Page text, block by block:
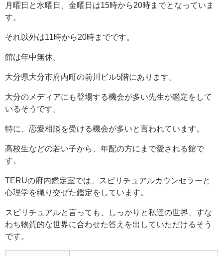
月曜日と水曜日、金曜日は15時から20時までとなっていま
す。
それ以外は11時から20時までです。
館は年中無休。
大分県大分市府内町の前川ビル5階にあります。
大分のメディアにも登場する機会が多い先生が鑑定をして
いるそうです。
特に、恋愛相談を受ける機会が多いと言われています。
高校生などの若い子から、年配の方にまで愛される館で
す。
TERUの府内鑑定室では、スピリチュアルカウンセラーと
心理学を織り交ぜた鑑定をしています。
スピリチュアルと言っても、しっかりと私達の世界、すな
わち物質的な世界に合わせた答えを出していただけるそう
です。